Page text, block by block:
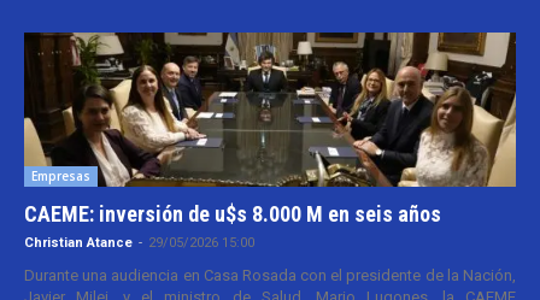
Empresas
CAEME: inversión de u$s 8.000 M en seis años
Christian Atance - 29/05/2026 15:00
Durante una audiencia en Casa Rosada con el presidente de la Nación,